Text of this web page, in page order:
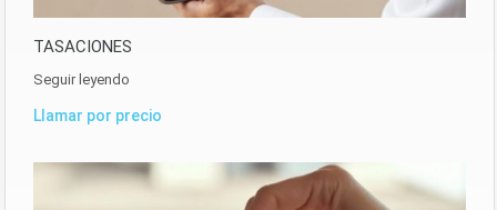
TASACIONES
Seguir leyendo
Llamar por precio